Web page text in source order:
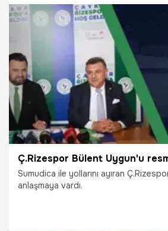
lirayken, aralık ayında 2 bin lira oldu.
maliyetini de gıda ürünlerinin fiyatına
ise etiket almayı bırakarak fiyatları
25.12.2021
Ç.Rizespor Bülent Uygun'u
Sumudica ile yollarını ayıran
anlaşmaya vardı.